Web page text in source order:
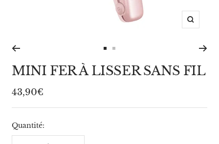
Zoom
au
slide
au
slide
MINI FER À LISSER SANS FIL
Prix
de
vente
43,90€
Quantité: